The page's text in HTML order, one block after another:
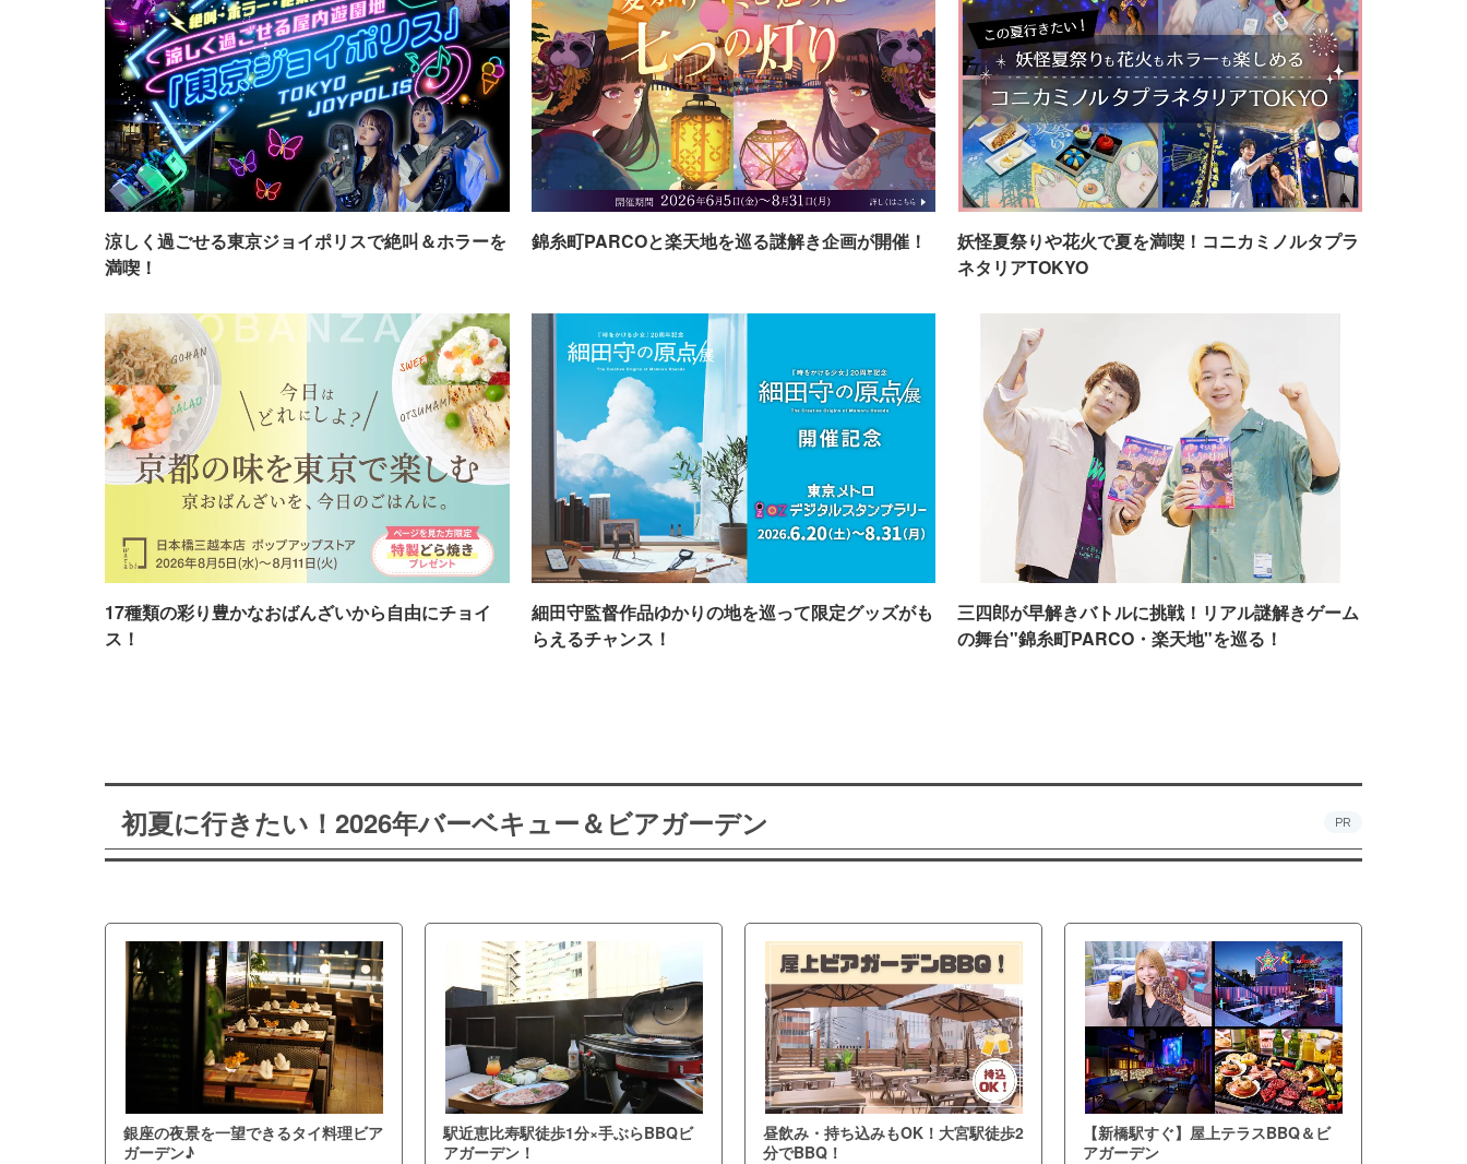
涼しく過ごせる東京ジョイポリスで絶叫＆ホラーを
満喫！
錦糸町PARCOと楽天地を巡る謎解き企画が開催！
妖怪夏祭りや花火で夏を満喫！コニカミノルタプラ
ネタリアTOKYO
17種類の彩り豊かなおばんざいから自由にチョイ
ス！
細田守監督作品ゆかりの地を巡って限定グッズがも
らえるチャンス！
三四郎が早解きバトルに挑戦！リアル謎解きゲーム
の舞台"錦糸町PARCO・楽天地"を巡る！
初夏に行きたい！2026年バーベキュー＆ビアガーデン PR
銀座の夜景を一望できるタイ料理ビア
ガーデン♪
駅近恵比寿駅徒歩1分×手ぶらBBQビ
アガーデン！
昼飲み・持ち込みもOK！大宮駅徒歩2
分でBBQ！
【新橋駅すぐ】屋上テラスBBQ＆ビ
アガーデン